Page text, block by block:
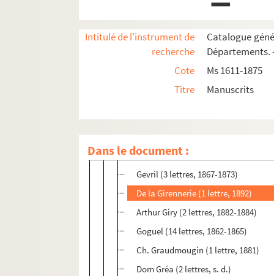
Intitulé de l'instrument de
recherche
Catalogue
Départements.
Cote
Ms 1611-1875
Titre
Manuscrits
Dans le document :
Ms 1868. Tome IX. Lettres adressées à
Gachard (6 lettres, 1872-1873)
Gaffarel (2 lettres, 1872)
Geffroy (2 lettres, 1889)
Gérard (3 lettres, 1868-1873)
Al. Germain (3 lettres, 1862-1886)
Gevril (3 lettres, 1867-1873)
De la Girennerie (1 lettre, 1892)
Arthur Giry (2 lettres, 1882-1884)
Goguel (14 lettres, 1862-1865)
Ch. Graudmougin (1 lettre, 1881)
Dom Gréa (2 lettres, s. d.)